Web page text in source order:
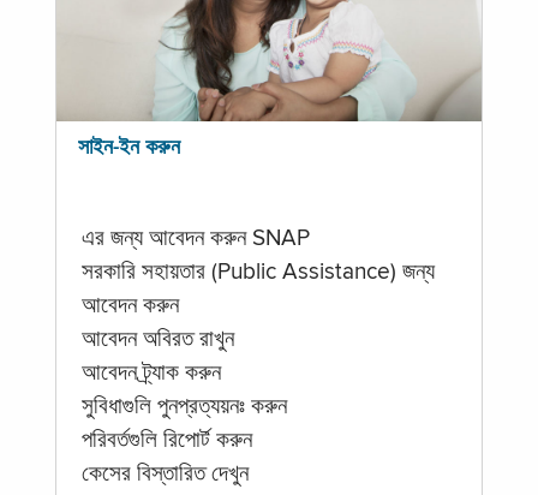
সাইন-ইন করুন
এর জন্য আবেদন করুন SNAP
সরকারি সহায়তার (Public Assistance) জন্য
আবেদন করুন
আবেদন অবিরত রাখুন
আবেদন ট্র্যাক করুন
সুবিধাগুলি পুনপ্রত্যয়নঃ করুন
পরিবর্তগুলি রিপোর্ট করুন
কেসের বিস্তারিত দেখুন